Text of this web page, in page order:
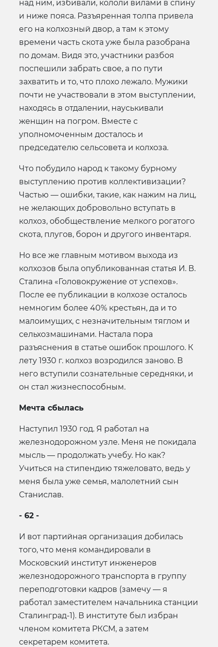
над ним, избивали, кололи вилами в спину
и ниже пояса. Разъяренная толпа привела
его на колхозный двор, а там к этому
времени часть скота уже была разобрана
по домам. Видя это, участники разбоя
поспешили забрать свое, а по пути
захватить и то, что плохо лежало. Мужики
почти не участвовали в этом выступлении,
находясь в отдалении, науськивали
женщин на погром. Вместе с
уполномоченным досталось и
председателю сельсовета и колхоза.
Что побудило народ к такому бурному
выступлению против коллективизации?
Частью — ошибки, такие, как нажим на лиц,
не желающих добровольно вступать в
колхоз, обобществление мелкого рогатого
скота, плугов, борон и другого инвентаря.
Но все же главным мотивом выхода из
колхозов была опубликованная статья И. В.
Сталина «Головокружение от успехов».
После ее публикации в колхозе осталось
немногим более 40% крестьян, да и то
малоимущих, с незначительным тяглом и
сельхозмашинами. Настала пора
разъяснения в статье ошибок прошлого. К
лету 1930 г. колхоз возродился заново. В
него вступили сознательные середняки, и
он стал жизнеспособным.
Мечта сбылась
Наступил 1930 год. Я работал на
железнодорожном узле. Меня не покидала
мысль — продолжать учебу. Но как?
Учиться на стипендию тяжеловато, ведь у
меня была уже семья, малолетний сын
Станислав.
- 62 -
И вот партийная организация добилась
того, что меня командировали в
Московский институт инженеров
железнодорожного транспорта в группу
переподготовки кадров (замечу — я
работал заместителем начальника станции
Сталинград-1). В институте был избран
членом комитета РКСМ, а затем
секретарем комитета.